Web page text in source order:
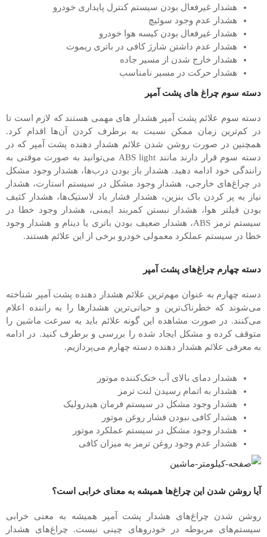
هشدار غیرفعال بودن سیستم کنترل پایداری خودرو
هشدار عدم وجود سوئیچ
هشدار غیرفعال بودن کیسه هوا خودرو
هشدار عدم داشتن شارژ کافی در باتری ریموت
هشدار خارج شدن از مسیر جاده
هشدار حرکت در مسیر نامناسب
دسته سوم چراغ های پشت آمپر
دسته سوم علائم پشت آمپر هشدار های مهمی هستند که لازم است تا
در کم‌ترین زمان ممکن نسبت به برطرف کردن آن‌ها اقدام کرد.
همچنین در صورت روشن شدن علائم هشدار دهنده پشت آمپر که در
دسته سوم قرار دارند مانند ABS light می‌توانید به صورت موقتی به
رانندگی خود ادامه دهید. هشدار باز بودن درب‌ها، هشدار وجود مشکل
در چراغ‌های خارجی، هشدار وجود مشکل در سیستم استارت، هشدار
نیاز به پر کردن باک بنزین، هشدار فشار باد لاستیک‌ها، هشدار کثیف
بودن فیلتر هوا، هشدار نبستن کمربند ایمنی، هشدار وجود خطا در
سیستم ترمز ABS، هشدار ضعیف بودن باتری یا دینام و هشدار وجود
خطا در سیستم عملکرد معمولی خودرو برخی از این علائم هستند.
دسته چهارم چراغ‌های پشت آمپر
دسته چهارم به عنوان مهم‌ترین علائم هشدار دهنده پشت آمپر شناخته
می‌شوند که خطرناک‌ترین و حیاتی‌ترین هشدارها را به راننده اعلام
می‌کنند. در صورت مشاهده این گونه علائم باید به سرعت ماشین را
متوقف کرده و مشکل ایجاد شده را بررسی و برطرف کنید. در ادامه
به معرفی علائم هشدار دهنده دسته چهارم می‌پردازیم.
هشدار دمای بالای آب خنک‌کننده موتور
هشدار به اتمام رسیدن لنت ترمز
هشدار وجود مشکل در سیستم فرمان هیدرولیک
هشدار کافی نبودن فشار روغن موتور
هشدار وجود مشکل در سیستم عملکرد موتور
هشدار عدم وجود روغن ترمز به میزان کافی
آیا روشن شدن این چراغ‌ها همیشه به معنای خرابی است؟
روشن شدن چراغ‌های هشدار پشت آمپر همیشه به معنی خرابی
سیستم‌های مربوطه در خودرو‌های چینی نیست. چراغ‌های هشدار